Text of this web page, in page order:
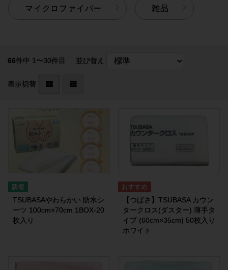
マイクロファイバー 雑品
66件中 1〜30件目 並び替え
表示切替
TSUBASAやわらかい 防水シ
ーツ 100cm×70cm 1BOX-20
枚入り
【つばさ】TSUBASA カウン
タークロス(ダスター) 薄手タ
イプ (60cm×35cm) 50枚入り
ホワイト